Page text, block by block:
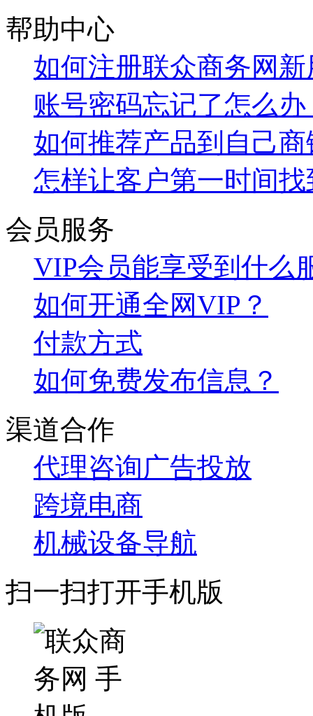
帮助中心
如何注册联众商务网
账号密码忘记了怎么办
如何推荐产品到自己
怎样让客户第一时间
会员服务
VIP会员能享受到什么
如何开通全网VIP？
付款方式
如何免费发布信息？
渠道合作
代理咨询广告投放
跨境电商
机械设备导航
扫一扫打开手机版